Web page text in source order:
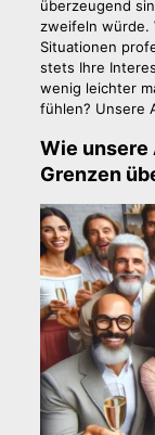
überzeugend
zweifeln würde.
Situationen
stets Ihre
wenig leichter
fühlen? Unsere
Wie
Grenzen